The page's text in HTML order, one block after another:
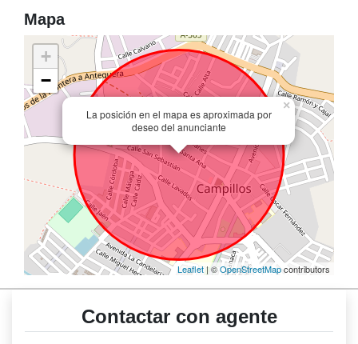
Mapa
La posición en el mapa es aproximada por
deseo del anunciante
×
+
−
Leaflet| ©OpenStreetMapcontributors
Contactar con agente